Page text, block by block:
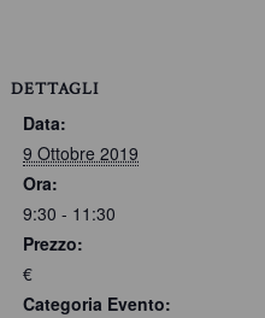
DETTAGLI
Data:
9 Ottobre 2019
Ora:
9:30 - 11:30
Prezzo:
€
Categoria Evento: